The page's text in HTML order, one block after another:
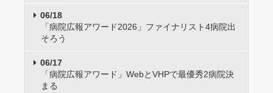
06/18
「病院広報アワード2026」ファイナリスト4病院出
そろう
06/17
「病院広報アワード」WebとVHPで最優秀2病院決
まる